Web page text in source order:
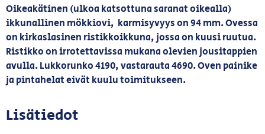
Oikeakätinen (ulkoa katsottuna saranat oikealla)
ikkunallinen mökkiovi, karmisyvyys on 94 mm. Ovessa
on kirkaslasinen ristikkoikkuna, jossa on kuusi ruutua.
Ristikko on irrotettavissa mukana olevien jousitappien
avulla. Lukkorunko 4190, vastarauta 4690. Oven painike
ja pintahelat eivät kuulu toimitukseen.
Lisätiedot